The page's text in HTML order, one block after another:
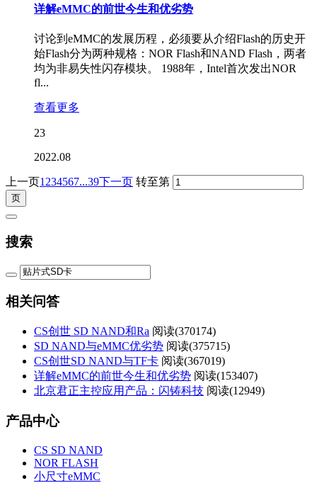
详解eMMC的前世今生和优劣势
讨论到eMMC的发展历程，必须要从介绍Flash的历史开
始Flash分为两种规格：NOR Flash和NAND Flash，两者
均为非易失性闪存模块。 1988年，Intel首次发出NOR
fl...
查看更多
23
2022.08
上一页1 234567...39下一页 转至第
搜索
相关问答
CS创世 SD NAND和Ra 阅读(370174)
SD NAND与eMMC优劣势 阅读(375715)
CS创世SD NAND与TF卡 阅读(367019)
详解eMMC的前世今生和优劣势 阅读(153407)
北京君正主控应用产品：闪铸科技 阅读(12949)
产品中心
CS SD NAND
NOR FLASH
小尺寸eMMC